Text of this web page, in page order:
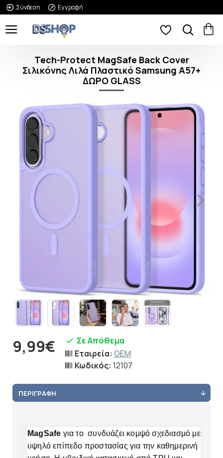
Σύνδεση Εγγραφή
Tech-Protect MagSafe Back Cover
Σιλικόνης Λιλά Πλαστικό Samsung A57+
ΔΩΡΟ GLASS
9,99€
Σε Απόθεμα
Εταιρεία: OEM
Κωδικός: 12107
ΠΕΡΙΓΡΑΦΉ
MagSafe για το συνδυάζει κομψό σχεδιασμό με
υψηλό επίπεδο προστασίας για την καθημερινή